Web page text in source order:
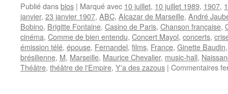
Publié dansbios | Marqué avec 10 juillet, 10 juillet 1989, 1907,
janvier, 23 janvier 1907, ABC, Alcazar de Marseille, André
Bobino, Brigitte Fontaine, Casino de Paris, Chanson française,
cinéma, Comme de bien entendu, Concert Mayol, concerts,
émission télé, épouse, Fernandel, films, France, Ginette Baudin
brésilienne, M, Marseille, Maurice Chevalier, music-hall,
Théâtre, théâtre de l'Empire, Y'a des zazous | Commentaires